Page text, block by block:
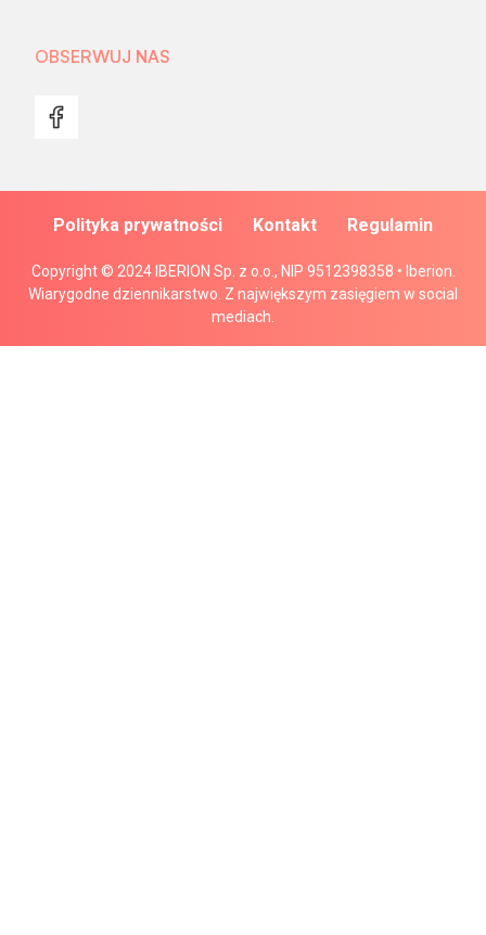
OBSERWUJ NAS
Copyright © 2024 IBERION Sp. z o.o., NIP 9512398358 • Iberion.
Wiarygodne dziennikarstwo. Z największym zasięgiem w social
mediach.
Polityka prywatności Kontakt Regulamin